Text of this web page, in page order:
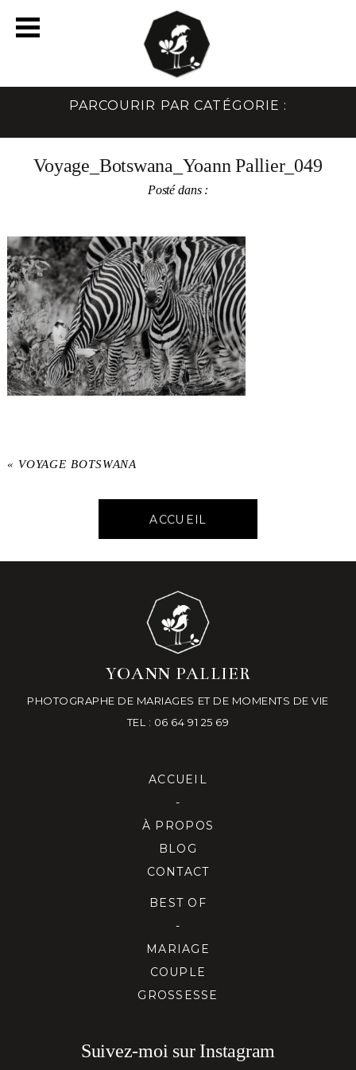
PARCOURIR PAR CATÉGORIE :
Voyage_Botswana_Yoann Pallier_049
Posté dans :
« VOYAGE BOTSWANA
ACCUEIL
YOANN PALLIER
PHOTOGRAPHE DE MARIAGES ET DE MOMENTS DE VIE
TEL : 06 64 91 25 69
ACCUEIL
-
À PROPOS
BLOG
CONTACT
BEST OF
-
MARIAGE
COUPLE
GROSSESSE
Suivez-moi sur Instagram